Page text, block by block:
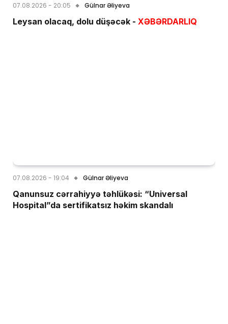
07.08.2026 - 20:05 Gülnar Əliyeva
Leysan olacaq, dolu düşəcək - XƏBƏRDARLIQ
07.08.2026 - 19:04 Gülnar Əliyeva
Qanunsuz cərrahiyyə təhlükəsi: “Universal
Hospital”da sertifikatsız həkim skandalı